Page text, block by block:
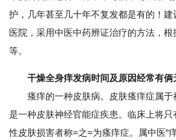
护，几年甚至几十年不复发都是有的！
医院，采用中医中药辨证治疗的方法，
等。
干燥全身痒发病时间及原因经常有
瘙痒的一种皮肤病。皮肤瘙痒症属于
是一种皮肤神经官能症疾患。临床上将
性皮肤损害者称=之=为瘙痒症。属中医“